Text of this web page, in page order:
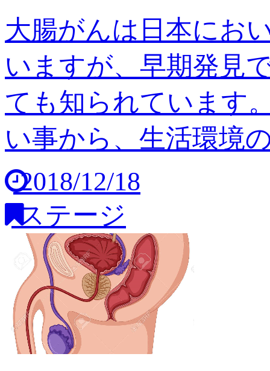
大腸がんは日本にお
いますが、早期発見
ても知られています
い事から、生活環境
2018/12/18
ステージ